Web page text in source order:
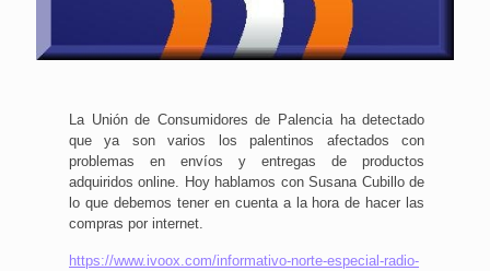
La Unión de Consumidores de Palencia ha detectado
que ya son varios los palentinos afectados con
problemas en envíos y entregas de productos
adquiridos online. Hoy hablamos con Susana Cubillo de
lo que debemos tener en cuenta a la hora de hacer las
compras por internet.
https://www.ivoox.com/informativo-norte-especial-radio-